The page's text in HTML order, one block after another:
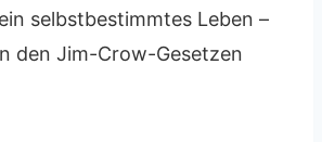
selbstbestimmtes Leben –
den Jim-Crow-Gesetzen